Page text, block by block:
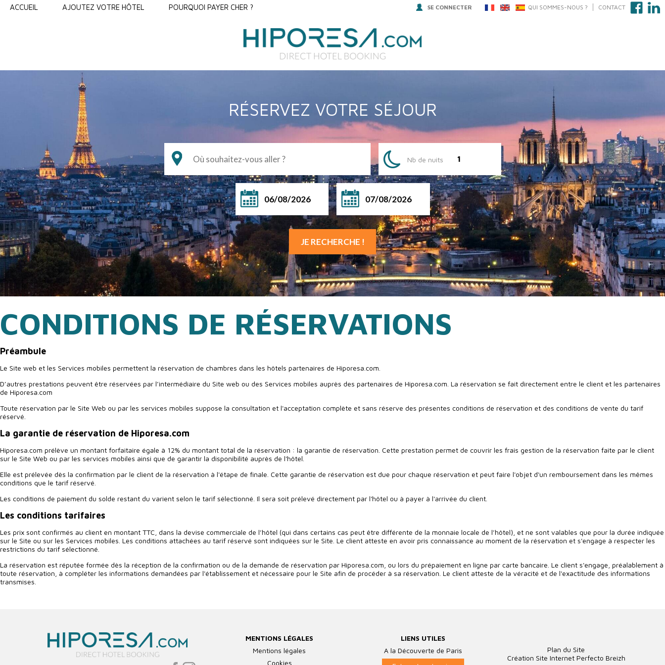
ACCUEIL AJOUTEZ VOTRE HÔTEL POURQUOI PAYER CHER ? QUI SOMMES-NOUS ? CONTACT
SE CONNECTER
RÉSERVEZ VOTRE SÉJOUR
Nb de nuits 1
du au
CONDITIONS DE RÉSERVATIONS
Préambule
Le Site web et les Services mobiles permettent la réservation de chambres dans les hôtels partenaires de Hiporesa.com.
D’autres prestations peuvent être réservées par l’intermédiaire du Site web ou des Services mobiles auprès des partenaires de Hiporesa.com. La réservation se fait directement entre le client et les partenaires
de Hiporesa.com
Toute réservation par le Site Web ou par les services mobiles suppose la consultation et l'acceptation complète et sans réserve des présentes conditions de réservation et des conditions de vente du tarif
réservé.
La garantie de réservation de Hiporesa.com
Hiporesa.com prélève un montant forfaitaire égale à 12% du montant total de la réservation : la garantie de réservation. Cette prestation permet de couvrir les frais gestion de la réservation faite par le client
sur le Site Web ou par les services mobiles ainsi que de garantir la disponibilité auprès de l'hôtel.
Elle est prélevée dès la confirmation par le client de la réservation à l'étape de finale. Cette garantie de réservation est due pour chaque réservation et peut faire l'objet d'un remboursement dans les mêmes
conditions que le tarif réservé.
Les conditions de paiement du solde restant du varient selon le tarif sélectionné. Il sera soit prélevé directement par l'hôtel ou à payer à l'arrivée du client.
Les conditions tarifaires
Les prix sont confirmés au client en montant TTC, dans la devise commerciale de l’hôtel (qui dans certains cas peut être différente de la monnaie locale de l’hôtel), et ne sont valables que pour la durée indiquée
sur le Site ou sur les Services mobiles. Les conditions attachées au tarif réservé sont indiquées sur le Site. Le client atteste en avoir pris connaissance au moment de la réservation et s'engage à respecter les
restrictions du tarif sélectionné.
La réservation est réputée formée dès la réception de la confirmation ou de la demande de réservation par Hiporesa.com, ou lors du prépaiement en ligne par carte bancaire. Le client s'engage, préalablement à
toute réservation, à compléter les informations demandées par l'établissement et nécessaire pour le Site afin de procéder à sa réservation. Le client atteste de la véracité et de l'exactitude des informations
transmises.
MENTIONS LÉGALES
Mentions légales
Cookies
LIENS UTILES
A la Découverte de Paris
Plan du Site
Création Site Internet Perfecto Breizh